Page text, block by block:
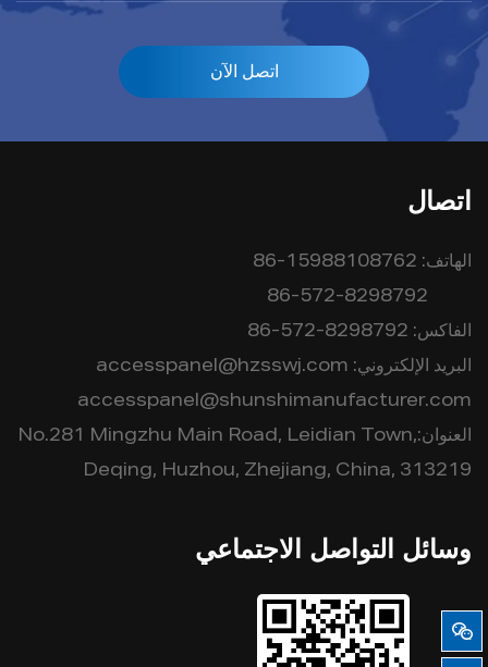
اتصل الآن
اتصال
الهاتف: 86-15988108762
86-572-8298792
الفاكس: 86-572-8298792
البريد الإلكتروني: accesspanel@hzsswj.com
accesspanel@shunshimanufacturer.com
العنوان:No.281 Mingzhu Main Road, Leidian Town,
Deqing, Huzhou, Zhejiang, China, 313219
وسائل التواصل الاجتماعي